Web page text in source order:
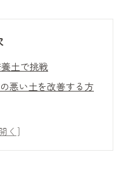
土で挑戦
悪い土を改善する方
悪い土をふかふかに